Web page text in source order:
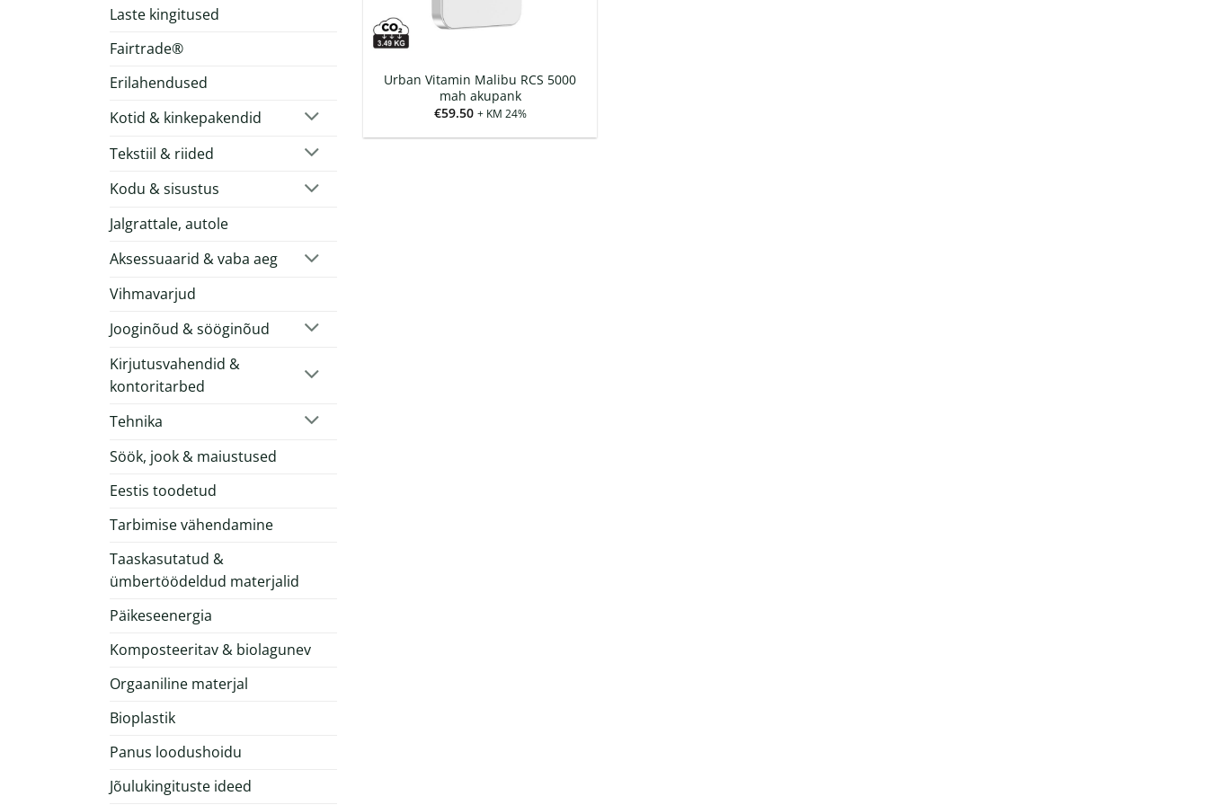
Laste kingitused
Fairtrade®
Erilahendused
Kotid & kinkepakendid
Tekstiil & riided
Kodu & sisustus
Jalgrattale, autole
Aksessuaarid & vaba aeg
Vihmavarjud
Jooginõud & sööginõud
Kirjutusvahendid &
kontoritarbed
Tehnika
Söök, jook & maiustused
Eestis toodetud
Tarbimise vähendamine
Taaskasutatud &
ümbertöödeldud materjalid
Päikeseenergia
Komposteeritav & biolagunev
Orgaaniline materjal
Bioplastik
Panus loodushoidu
Jõulukingituste ideed
Urban Vitamin Malibu RCS 5000
mah akupank
€59.50 + KM 24%